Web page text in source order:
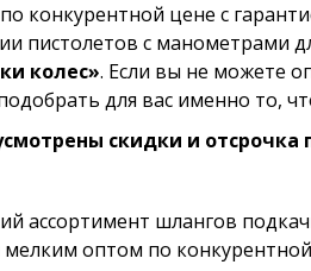
конкурентной цене с
пистолетов с манометрами
колес». Если вы не можете
для вас именно то,
скидки и отсрочка
ассортимент шлангов
оптом по